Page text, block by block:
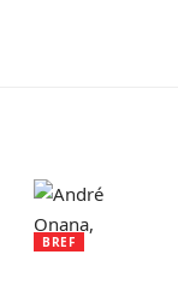
BREF